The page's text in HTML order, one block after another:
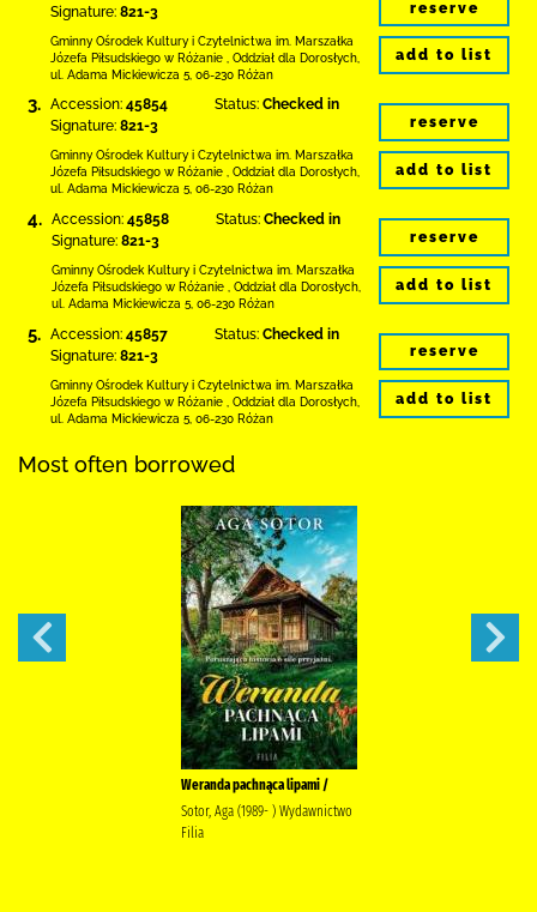
Signature: 821-3
Gminny Ośrodek Kultury i Czytelnictwa im. Marszałka
Józefa Piłsudskiego w Różanie
Oddział dla Dorosłych,
ul. Adama Mickiewicza 5 06-230 Różan
reserve
add to list
3. Accession: 45854
Signature: 821-3
Status: Checked in
Gminny Ośrodek Kultury i Czytelnictwa im. Marszałka
Józefa Piłsudskiego w Różanie , Oddział dla Dorosłych,
ul. Adama Mickiewicza 5, 06-230 Różan
reserve
add to list
4. Accession: 45858
Signature: 821-3
Status: Checked in
Gminny Ośrodek Kultury i Czytelnictwa im. Marszałka
Józefa Piłsudskiego w Różanie
Oddział dla Dorosłych,
ul. Adama Mickiewicza 5 06-230 Różan
reserve
add to list
5. Accession: 45857
Signature: 821-3
Status: Checked in
Gminny Ośrodek Kultury i Czytelnictwa im. Marszałka
Józefa Piłsudskiego w Różanie
Oddział dla Dorosłych,
ul. Adama Mickiewicza 5 06-230 Różan
reserve
add to list
Most often borrowed
Weranda pachnąca lipami /
Sotor, Aga (1989- ) Wydawnictwo
Filia